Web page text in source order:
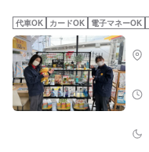
代車OK カードOK 電子マネーOK